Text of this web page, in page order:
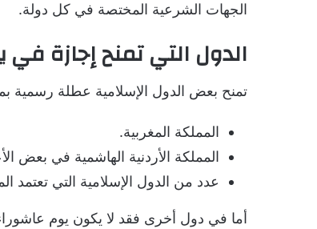
الجهات الشرعية المختصة في كل دولة.
الدول التي تمنح إجازة
تمنح بعض الدول الإسلامية عطلة رسمية
المملكة المغربية.
المملكة الأردنية الهاشمية في بعض
عدد من الدول الإسلامية التي تعتمد
أما في دول أخرى فقد لا يكون يوم